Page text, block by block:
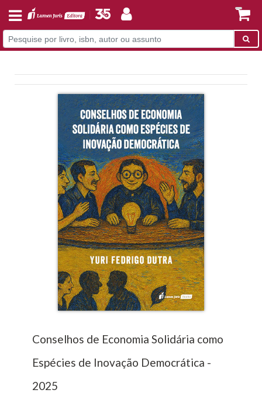
Conselhos de Economia Solidária como
Espécies de Inovação Democrática -
2025